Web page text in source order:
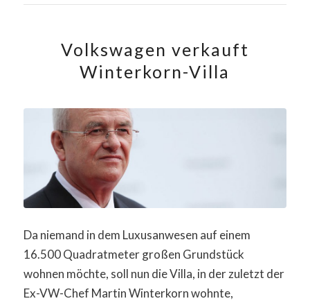
Volkswagen verkauft
Winterkorn-Villa
Da niemand in dem Luxusanwesen auf einem
16.500 Quadratmeter großen Grundstück
wohnen möchte, soll nun die Villa, in der zuletzt der
Ex-VW-Chef Martin Winterkorn wohnte,